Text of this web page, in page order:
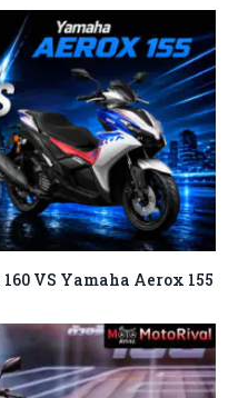
VS Yamaha Aerox 155